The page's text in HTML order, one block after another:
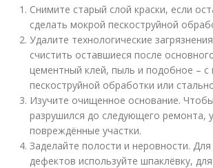
Снимите старый слой краски, если
сделать мокрой пескоструйной
Удалите технологические
счистить оставшиеся после
цементный клей, пыль и подобное –
пескоструйной обработки или
Изучите очищенное основание.
разрушился до следующего ремонта,
повреждённые участки.
Заделайте полости и неровности.
дефектов используйте шпаклёвку,